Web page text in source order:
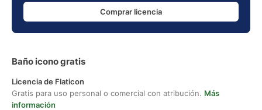
Comprar licencia
Baño icono gratis
Licencia de Flaticon
Gratis para uso personal o comercial con atribución. Más
información